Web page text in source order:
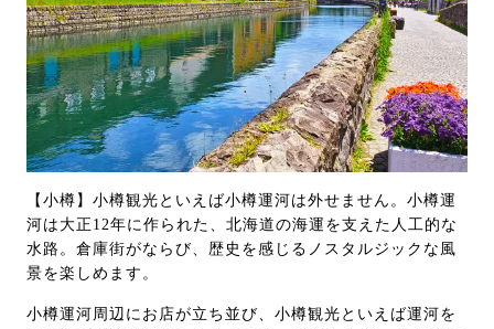
【小樽】小樽観光といえば小樽運河は外せません。小樽運
河は大正12年に作られた、北海道の海運を支えた人工的な
水路。倉庫街がならび、歴史を感じるノスタルジックな風
景を楽しめます。
小樽運河周辺にお店が立ち並び、小樽観光といえば運河を